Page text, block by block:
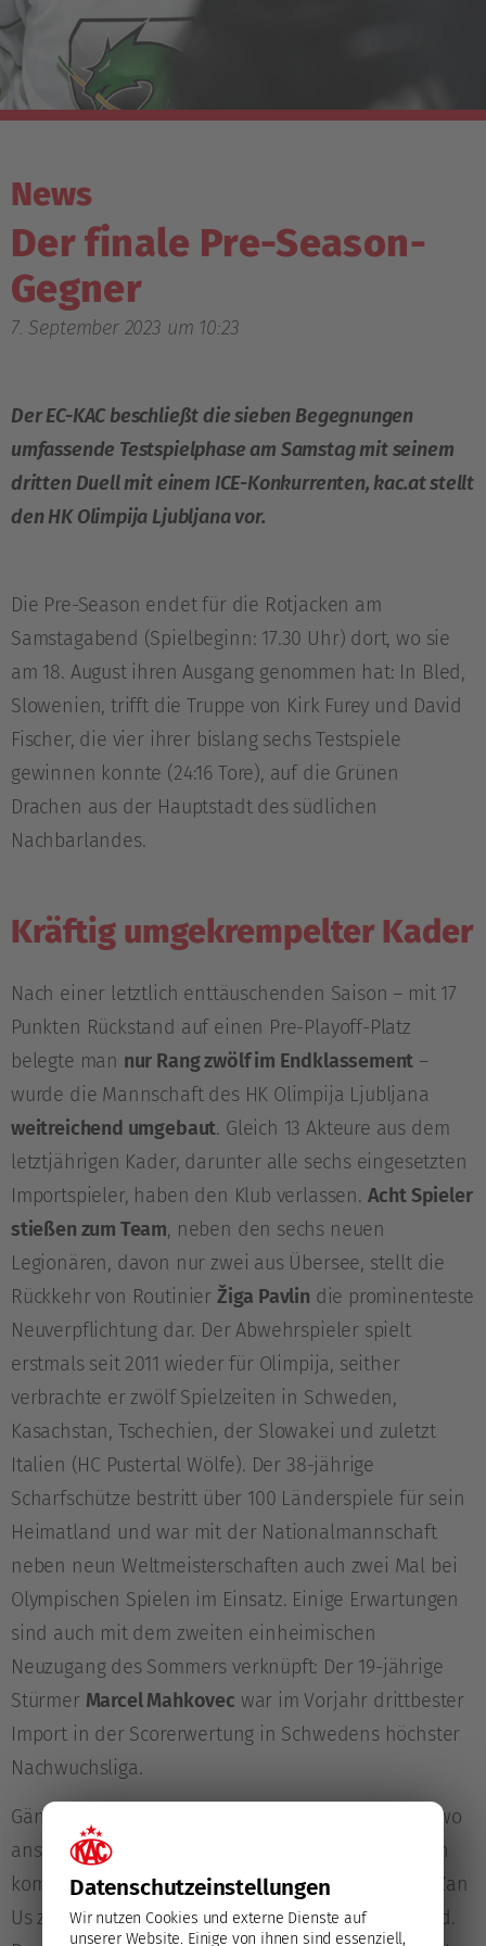
Datenschutz­einstellungen
Wir nutzen Cookies und externe Dienste auf
unserer Website. Einige von ihnen sind essenziell,
News
Der finale Pre-Season-
Gegner
7. September 2023 um 10:23
Der EC-KAC beschließt die sieben Begegnungen
umfassende Testspielphase am Samstag mit seinem
dritten Duell mit einem ICE-Konkurrenten, kac.at stellt
den HK Olimpija Ljubljana vor.
Die Pre-Season endet für die Rotjacken am
Samstagabend (Spielbeginn: 17.30 Uhr) dort, wo sie
am 18. August ihren Ausgang genommen hat: In Bled,
Slowenien, trifft die Truppe von Kirk Furey und David
Fischer, die vier ihrer bislang sechs Testspiele
gewinnen konnte (24:16 Tore), auf die Grünen
Drachen aus der Hauptstadt des südlichen
Nachbarlandes.
Kräftig umgekrempelter Kader
Nach einer letztlich enttäuschenden Saison – mit 17
Punkten Rückstand auf einen Pre-Playoff-Platz
belegte man nur Rang zwölf im Endklassement –
wurde die Mannschaft des HK Olimpija Ljubljana
weitreichend umgebaut. Gleich 13 Akteure aus dem
letztjährigen Kader, darunter alle sechs eingesetzten
Importspieler, haben den Klub verlassen. Acht Spieler
stießen zum Team, neben den sechs neuen
Legionären, davon nur zwei aus Übersee, stellt die
Rückkehr von Routinier Žiga Pavlin die prominenteste
Neuverpflichtung dar. Der Abwehrspieler spielt
erstmals seit 2011 wieder für Olimpija, seither
verbrachte er zwölf Spielzeiten in Schweden,
Kasachstan, Tschechien, der Slowakei und zuletzt
Italien (HC Pustertal Wölfe). Der 38-jährige
Scharfschütze bestritt über 100 Länderspiele für sein
Heimatland und war mit der Nationalmannschaft
neben neun Weltmeisterschaften auch zwei Mal bei
Olympischen Spielen im Einsatz. Einige Erwartungen
sind auch mit dem zweiten einheimischen
Neuzugang des Sommers verknüpft: Der 19-jährige
Stürmer Marcel Mahkovec war im Vorjahr drittbester
Import in der Scorerwertung in Schwedens höchster
Nachwuchsliga.
Gänzlich neu besetzt wurde die Torhüterposition, wo
anstelle des zu recht ausgeglichenen Spielanteilen
kommenden Tandems aus Anthony Morrone und Žan
Us zukünftigLukáš Horák die Hauptlast tragen wird.